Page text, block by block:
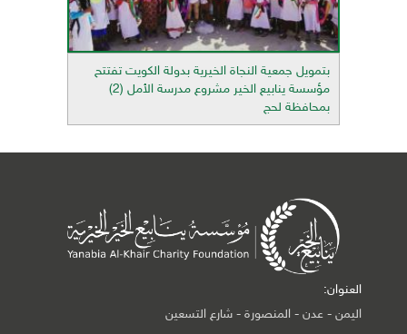
بتمويل جمعية النجاة الخيرية بدولة الكويت تفتتح
مؤسسة ينابيع الخير مشروع مدرسة الأمل (2)
بمحافظة لحج
العنوان:
اليمن - عدن - المنصورة - شارع التسعين